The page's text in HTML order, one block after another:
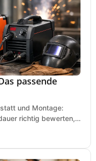
passende
und Montage:
richtig bewerten,